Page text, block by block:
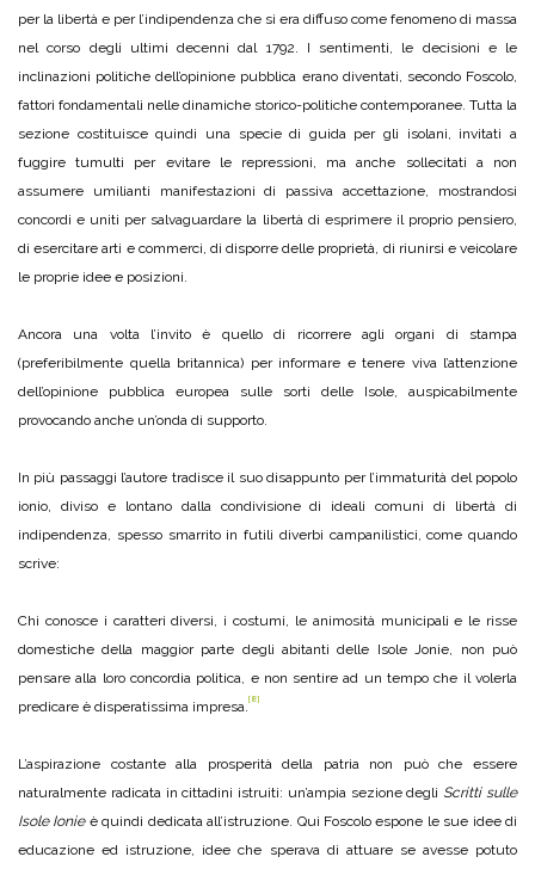
per la libertà e per l’indipendenza che si era diffuso come fenomeno di massa
nel corso degli ultimi decenni dal 1792. I sentimenti, le decisioni e le
inclinazioni politiche dell’opinione pubblica erano diventati, secondo Foscolo,
fattori fondamentali nelle dinamiche storico-politiche contemporanee. Tutta la
sezione costituisce quindi una specie di guida per gli isolani, invitati a
fuggire tumulti per evitare le repressioni, ma anche sollecitati a non
assumere umilianti manifestazioni di passiva accettazione, mostrandosi
concordi e uniti per salvaguardare la libertà di esprimere il proprio pensiero,
di esercitare arti e commerci, di disporre delle proprietà, di riunirsi e veicolare
le proprie idee e posizioni.
Ancora una volta l’invito è quello di ricorrere agli organi di stampa
(preferibilmente quella britannica) per informare e tenere viva l’attenzione
dell’opinione pubblica europea sulle sorti delle Isole, auspicabilmente
provocando anche un’onda di supporto.
In più passaggi l’autore tradisce il suo disappunto per l’immaturità del popolo
ionio, diviso e lontano dalla condivisione di ideali comuni di libertà di
indipendenza, spesso smarrito in futili diverbi campanilistici, come quando
scrive:
Chi conosce i caratteri diversi, i costumi, le animosità municipali e le risse
domestiche della maggior parte degli abitanti delle Isole Jonie, non può
pensare alla loro concordia politica, e non sentire ad un tempo che il volerla
predicare è disperatissima impresa. [8]
L’aspirazione costante alla prosperità della patria non può che essere
naturalmente radicata in cittadini istruiti: un’ampia sezione degli Scritti sulle
Isole Ionieè quindi dedicata all’istruzione. Qui Foscolo espone le sue idee di
educazione ed istruzione, idee che sperava di attuare se avesse potuto